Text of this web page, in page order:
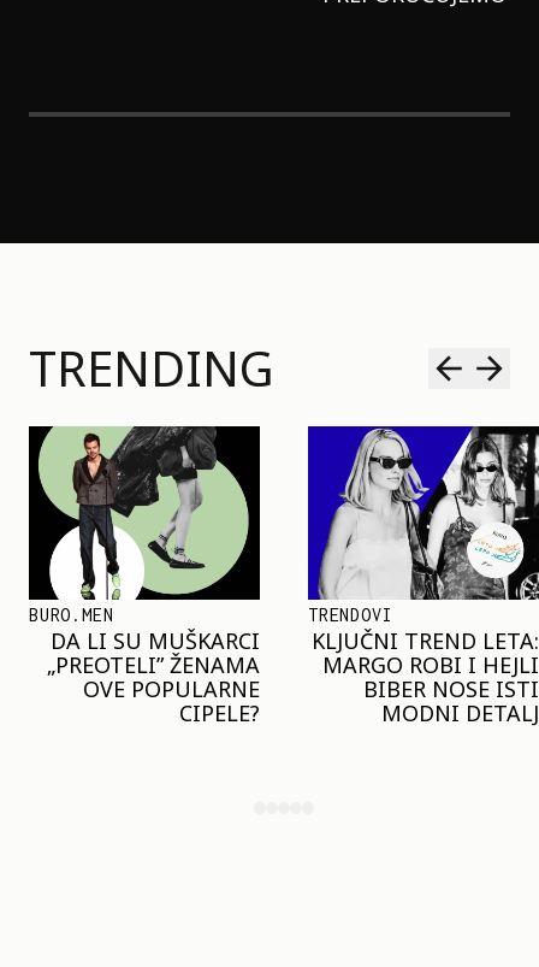
TRENDING
TRENDOVI
KLJUČNI TREND LETA:
MARGO ROBI I HEJLI
BIBER NOSE ISTI
MODNI DETALJ
SHOPPING
JOŠ JE RANO ZA
– ALI U RESERVED
STIGAO MODEL
ĆE BITI VELIKI